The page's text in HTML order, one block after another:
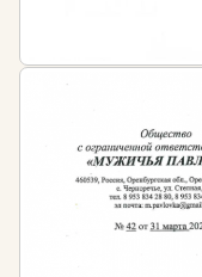
государством
Затем, в
сфере